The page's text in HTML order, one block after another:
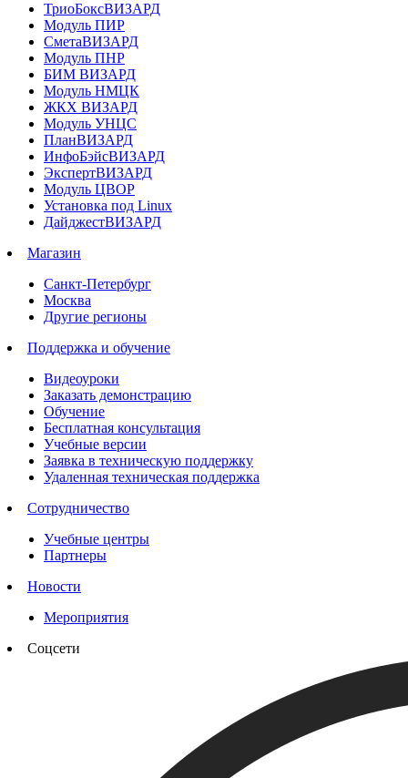
ТриоБоксВИЗАРД
Модуль ПИР
СметаВИЗАРД
Модуль ПНР
БИМ ВИЗАРД
Модуль НМЦК
ЖКХ ВИЗАРД
Модуль УНЦС
ПланВИЗАРД
ИнфоБэйсВИЗАРД
ЭкспертВИЗАРД
Модуль ЦВОР
Установка под Linux
ДайджестВИЗАРД
Магазин
Санкт-Петербург
Москва
Другие регионы
Поддержка и обучение
Видеоуроки
Заказать демонстрацию
Обучение
Бесплатная консультация
Учебные версии
Заявка в техническую поддержку
Удаленная техническая поддержка
Сотрудничество
Учебные центры
Партнеры
Новости
Мероприятия
Соцсети